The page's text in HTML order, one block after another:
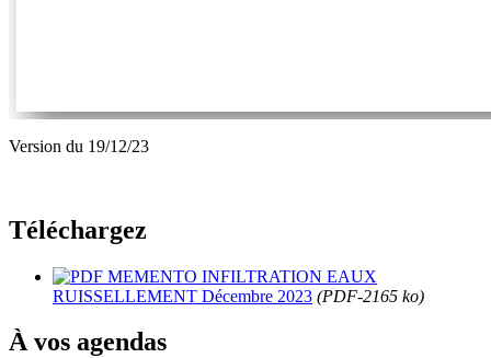
Version du 19/12/23
Téléchargez
MEMENTO INFILTRATION EAUX
RUISSELLEMENT Décembre 2023 (PDF-2165 ko)
À vos agendas